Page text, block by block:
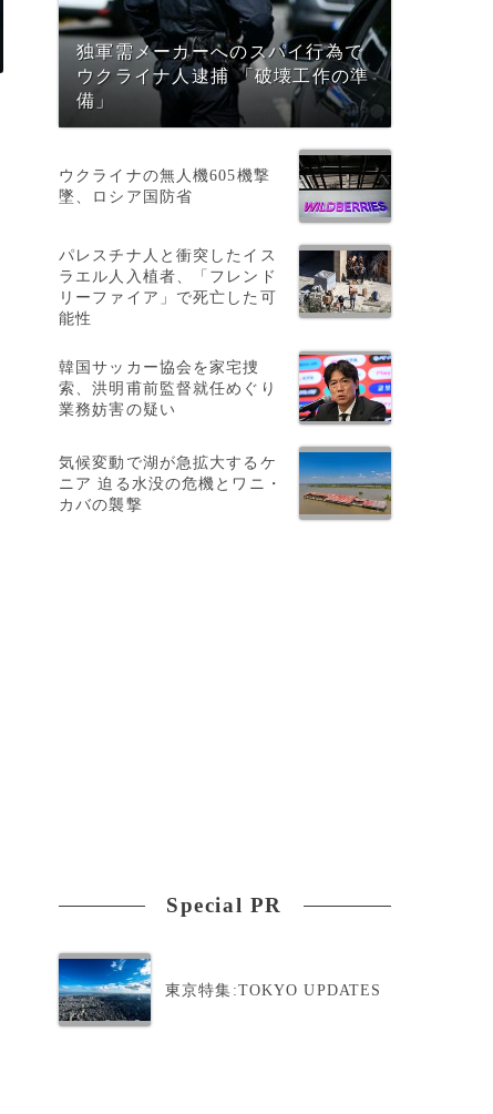
独軍需メーカーへのスパイ行為で
ウクライナ人逮捕 「破壊工作の準
備」
ウクライナの無人機605機撃
墜、ロシア国防省
パレスチナ人と衝突したイス
ラエル人入植者、「フレンド
リーファイア」で死亡した可
能性
韓国サッカー協会を家宅捜
索、洪明甫前監督就任めぐり
業務妨害の疑い
気候変動で湖が急拡大するケ
ニア 迫る水没の危機とワニ・
カバの襲撃
Special PR
東京特集:TOKYO UPDATES